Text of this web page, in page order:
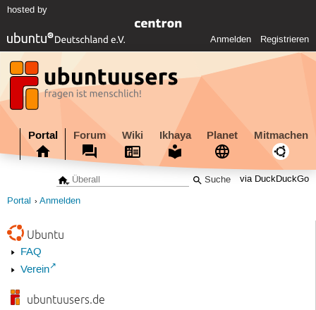
hosted by
Anmelden Registrieren
Portal Forum Wiki Ikhaya Planet Mitmachen
via DuckDuckGo
Portal Anmelden
Ubuntu
FAQ
Verein
ubuntuusers.de